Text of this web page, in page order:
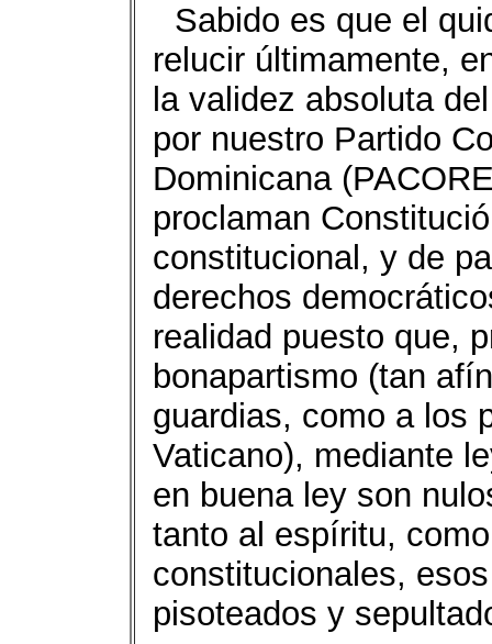
Sabido es que el
relucir últimamente,
la validez absoluta
por nuestro Partido
Dominicana
proclaman
constitucional, y de
derechos
realidad puesto que,
bonapartismo (tan
guardias, como a los
Vaticano), mediante
en buena ley son
tanto al espíritu,
constitucionales,
pisoteados y